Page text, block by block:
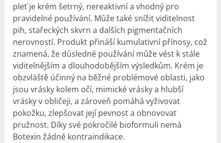
pleť je krém šetrný, nereaktivní a vhodný pro
pravidelné používání. Může také snížit viditelnost
pih, stařeckých skvrn a dalších pigmentačních
nerovností. Produkt přináší kumulativní přínosy, což
znamená, že důsledné používání může vést k stále
viditelnějším a dlouhodobějším výsledkům. Krém je
obzvláště účinný na běžné problémové oblasti, jako
jsou vrásky kolem očí, mimické vrásky a hlubší
vrásky v obličeji, a zároveň pomáhá vyživovat
pokožku, zlepšovat její pevnost a obnovovat
pružnost. Díky své pokročilé bioformuli nemá
Botexin žádné kontraindikace.